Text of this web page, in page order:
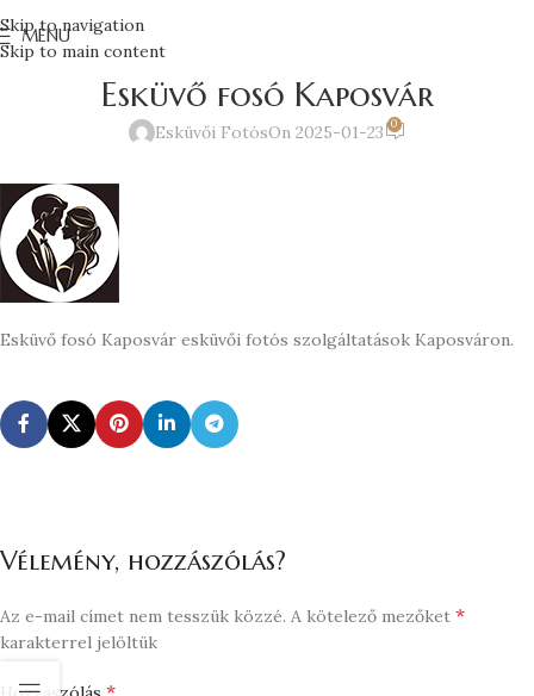
Skip to navigation
Skip to main content
MENU
Esküvő fosó Kaposvár
Esküvői FotósOn 2025-01-23 0
Esküvő fosó Kaposvár esküvői fotós szolgáltatások Kaposváron.
Vélemény, hozzászólás?
Az e-mail címet nem tesszük közzé. A kötelező mezőket *
karakterrel jelöltük
*